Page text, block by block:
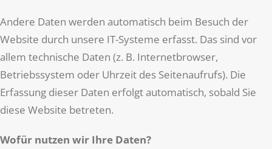
Andere Daten werden automatisch beim Besuch der
Website durch unsere IT-Systeme erfasst. Das sind vor
allem technische Daten (z. B. Internetbrowser,
Betriebssystem oder Uhrzeit des Seitenaufrufs). Die
Erfassung dieser Daten erfolgt automatisch, sobald Sie
diese Website betreten.
Wofür nutzen wir Ihre Daten?